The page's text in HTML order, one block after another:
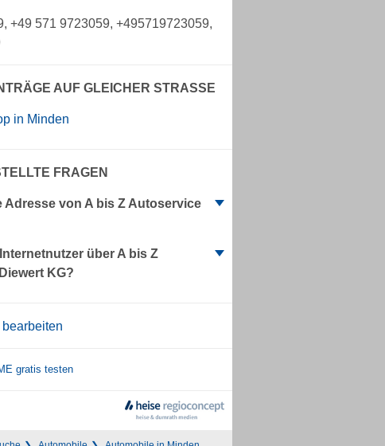
+49 571 9723059, +495719723059,
AUF GLEICHER STRASSE
in Minden
FRAGEN
Adresse von A bis Z Autoservice
über A bis Z
KG?
bearbeiten
gratis testen